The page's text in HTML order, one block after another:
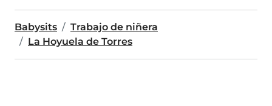
Babysits
Trabajo de niñera
La Hoyuela de Torres